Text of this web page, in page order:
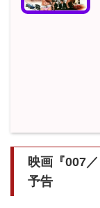
映画『007
予告